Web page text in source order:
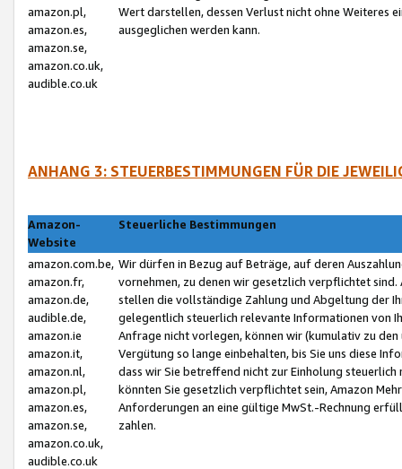
amazon.pl,
amazon.es,
amazon.se,
amazon.co.uk,
audible.co.uk
Wert darstellen, dessen Verlust nicht ohne Weiteres
ausgeglichen werden kann.
ANHANG 3: STEUERBESTIMMUNGEN FÜR DIE
Amazon-
Website
Steuerliche Bestimmungen
amazon.com.be,
amazon.fr,
amazon.de,
audible.de,
amazon.ie
amazon.it,
amazon.nl,
amazon.pl,
amazon.es,
amazon.se,
amazon.co.uk,
audible.co.uk
Wir dürfen in Bezug auf Beträge, auf deren
vornehmen, zu denen wir gesetzlich verpflichtet
stellen die vollständige Zahlung und Abgeltung der
gelegentlich steuerlich relevante Informationen von
Anfrage nicht vorlegen, können wir (kumulativ zu
Vergütung so lange einbehalten, bis Sie uns diese
dass wir Sie betreffend nicht zur Einholung
könnten Sie gesetzlich verpflichtet sein, Amazon
Anforderungen an eine gültige MwSt.-Rechnung
zahlen.